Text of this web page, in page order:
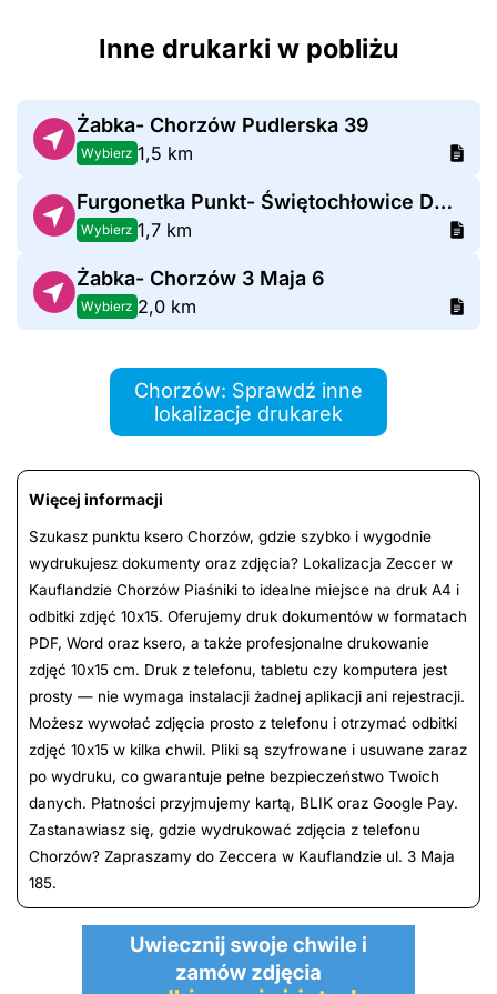
Inne drukarki w pobliżu
Żabka- Chorzów Pudlerska 39
Wybierz 1,5 km
Furgonetka Punkt- Świętochłowice Dworcowa 28
Wybierz 1,7 km
Żabka- Chorzów 3 Maja 6
Wybierz 2,0 km
Chorzów: Sprawdź inne
lokalizacje drukarek
Więcej informacji
Szukasz punktu ksero Chorzów, gdzie szybko i wygodnie
wydrukujesz dokumenty oraz zdjęcia? Lokalizacja Zeccer w
Kauflandzie Chorzów Piaśniki to idealne miejsce na druk A4 i
odbitki zdjęć 10x15. Oferujemy druk dokumentów w formatach
PDF, Word oraz ksero, a także profesjonalne drukowanie
zdjęć 10x15 cm. Druk z telefonu, tabletu czy komputera jest
prosty — nie wymaga instalacji żadnej aplikacji ani rejestracji.
Możesz wywołać zdjęcia prosto z telefonu i otrzymać odbitki
zdjęć 10x15 w kilka chwil. Pliki są szyfrowane i usuwane zaraz
po wydruku, co gwarantuje pełne bezpieczeństwo Twoich
danych. Płatności przyjmujemy kartą, BLIK oraz Google Pay.
Zastanawiasz się, gdzie wydrukować zdjęcia z telefonu
Chorzów? Zapraszamy do Zeccera w Kauflandzie ul. 3 Maja
185.